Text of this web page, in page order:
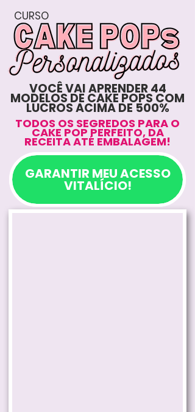
CURSO
VOCÊ VAI APRENDER 44
MODELOS DE CAKE POPS COM
LUCROS ACIMA DE 500%
TODOS OS SEGREDOS PARA O
CAKE POP PERFEITO, DA
RECEITA ATÉ EMBALAGEM!
GARANTIR MEU ACESSO
VITALÍCIO!